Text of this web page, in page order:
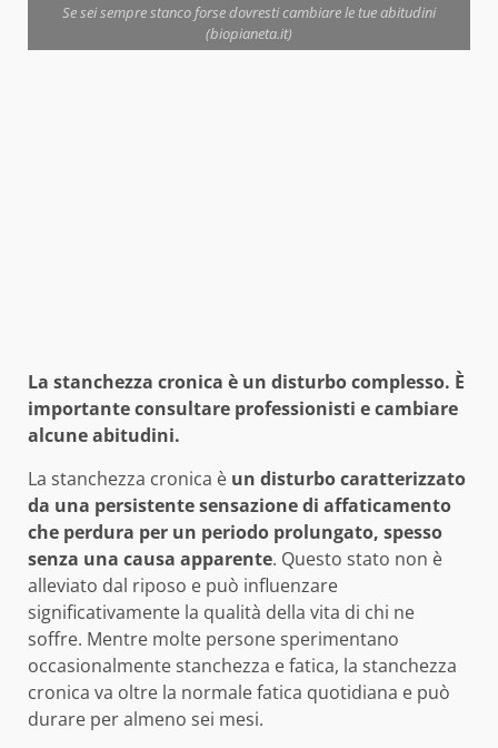
Se sei sempre stanco forse dovresti cambiare le tue abitudini
(biopianeta.it)
La stanchezza cronica è un disturbo complesso. È
importante consultare professionisti e cambiare
alcune abitudini.
La stanchezza cronica è un disturbo caratterizzato
da una persistente sensazione di affaticamento
che perdura per un periodo prolungato, spesso
senza una causa apparente. Questo stato non è
alleviato dal riposo e può influenzare
significativamente la qualità della vita di chi ne
soffre. Mentre molte persone sperimentano
occasionalmente stanchezza e fatica, la stanchezza
cronica va oltre la normale fatica quotidiana e può
durare per almeno sei mesi.